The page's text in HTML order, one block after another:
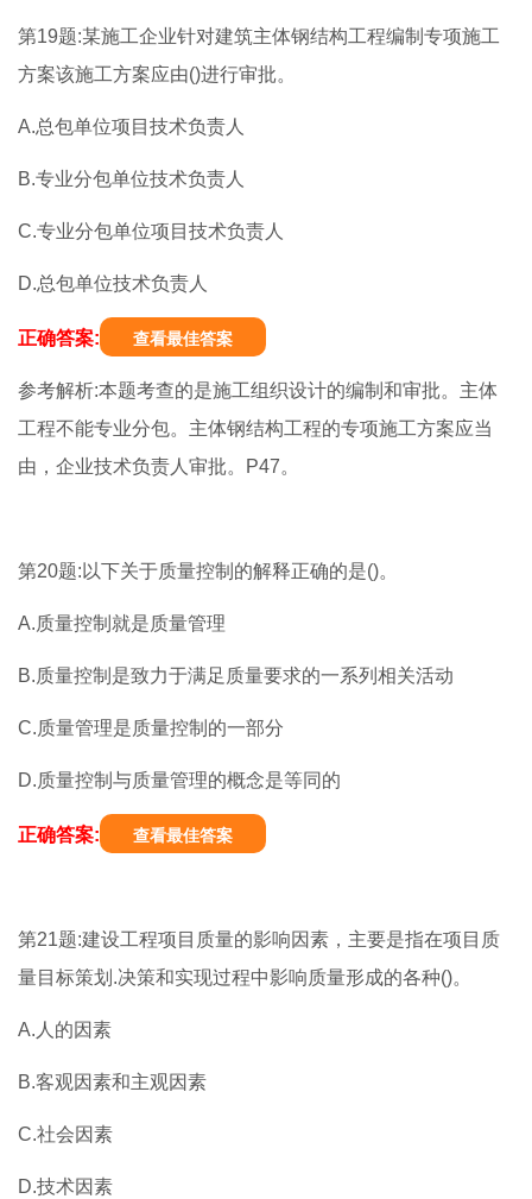
第19题:某施工企业针对建筑主体钢结构工程编制专项施工
方案该施工方案应由()进行审批。
A.总包单位项目技术负责人
B.专业分包单位技术负责人
C.专业分包单位项目技术负责人
D.总包单位技术负责人
正确答案: 查看最佳答案
参考解析:本题考查的是施工组织设计的编制和审批。主体
工程不能专业分包。主体钢结构工程的专项施工方案应当
由，企业技术负责人审批。P47。
第20题:以下关于质量控制的解释正确的是()。
A.质量控制就是质量管理
B.质量控制是致力于满足质量要求的一系列相关活动
C.质量管理是质量控制的一部分
D.质量控制与质量管理的概念是等同的
正确答案: 查看最佳答案
第21题:建设工程项目质量的影响因素，主要是指在项目质
量目标策划.决策和实现过程中影响质量形成的各种()。
A.人的因素
B.客观因素和主观因素
C.社会因素
D.技术因素